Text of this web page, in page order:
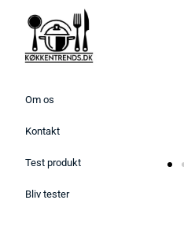
Om os
Kontakt
Test produkt
Bliv tester
Bedste Ismaskine 2026